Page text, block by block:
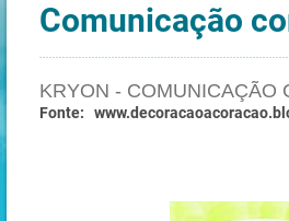
Comunicação
KRYON - COMUNICAÇÃO
Fonte: